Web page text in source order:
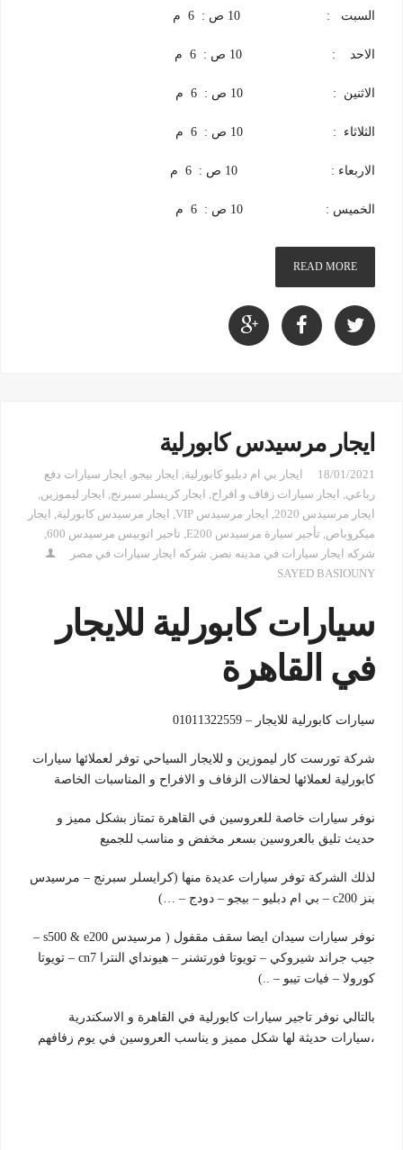
السبت : 10 ص : 6 م
الاحد : 10 ص : 6 م
الاثنين : 10 ص : 6 م
الثلاثاء : 10 ص : 6 م
الاربعاء : 10 ص : 6 م
الخميس : 10 ص : 6 م
READ MORE
ايجار مرسيدس كابورلية
18/01/2021 ايجار بي ام دبليو كابورلية, ايجار بيجو, ايجار سيارات دفع
رباعي, ايجار سيارات زفاف و افراح, ايجار كريسلر سبرنج, ايجار ليموزين,
ايجار مرسيدس 2020
, ايجار مرسيدس VIP , ايجار مرسيدس كابورلية, ايجار
ميكروباص, تأجير سيارة مرسيدس E200 , تاجير اتوبيس مرسيدس 600
,
شركه ايجار سيارات في مدينه نصر , شركه ايجار سيارات في مصر
SAYED BASIOUNY
سيارات كابورلية للايجار
في القاهرة
سيارات كابورلية للايجار – 01011322559
شركة تورست كار ليموزين و للايجار السياحي توفر لعملائها سيارات
كابورلية لعملائها لحفالات الزفاف و الافراح و المناسبات الخاصة
نوفر سيارات خاصة للعروسين في القاهرة تمتاز بشكل مميز و
حديث تليق بالعروسين بسعر مخفض و مناسب للجميع
لذلك الشركة توفر سيارات عديدة منها (كرايسلر سبرنج – مرسيدس
بنز c200 – بي ام دبليو – بيجو – دودج – …)
نوفر سيارات سيدان ايضا سقف مقفول ( مرسيدس s500 & e200 –
جيب جراند شيروكي – تويوتا فورتشنر – هيونداي النترا cn7 – تويوتا
كورولا – فيات تيبو – ..)
بالتالي نوفر تاجير سيارات كابورلية في القاهرة و الاسكندرية
،سيارات حديثة لها شكل مميز و يناسب العروسين في يوم زفافهم